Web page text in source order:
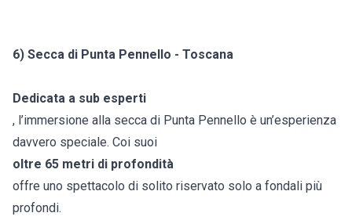
6) Secca di Punta Pennello - Toscana
Dedicata a sub esperti
, l’immersione alla secca di Punta Pennello è un’esperienza
davvero speciale. Coi suoi
oltre 65 metri di profondità
offre uno spettacolo di solito riservato solo a fondali più
profondi.